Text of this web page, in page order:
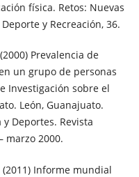
física. Retos: Nuevas
y Recreación, 36.
Prevalencia de
un grupo de personas
Investigación sobre el
León, Guanajuato.
Deportes. Revista
marzo 2000.
Informe mundial